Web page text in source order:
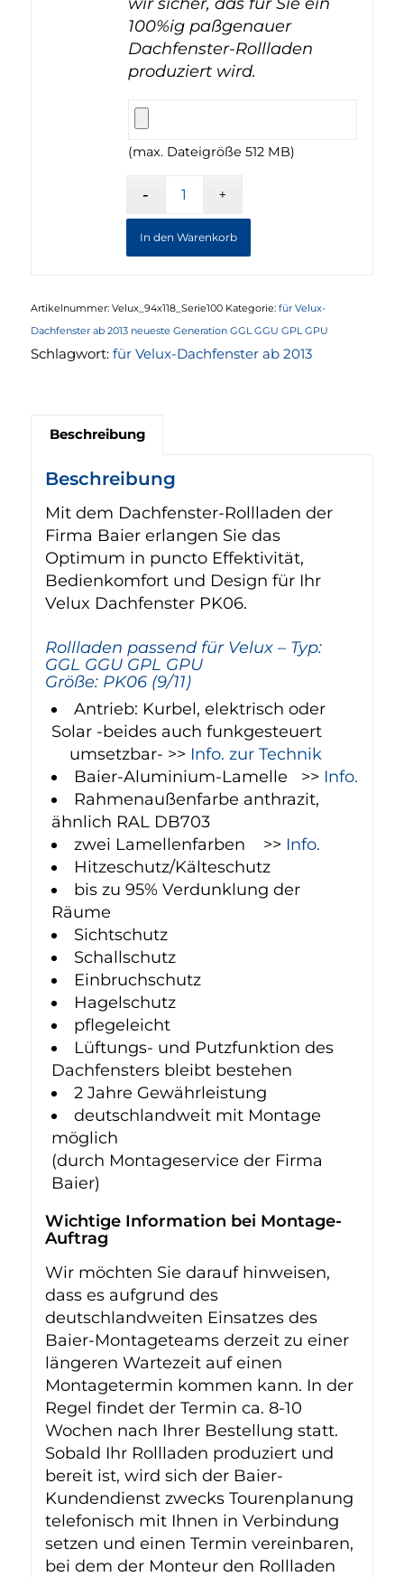
100%ig paßgenauer
Dachfenster-Rollladen
produziert wird.
(max. Dateigröße 512 MB)
In den Warenkorb
Artikelnummer: Velux_94x118_Serie100 Kategorie: für Velux-
Dachfenster ab 2013 neueste Generation GGL GGU GPL GPU
Schlagwort: für Velux-Dachfenster ab 2013
Beschreibung
Beschreibung
Mit dem Dachfenster-Rollladen der
Firma Baier erlangen Sie das
Optimum in puncto Effektivität,
Bedienkomfort und Design für Ihr
Velux Dachfenster PK06.
Rollladen passend für Velux – Typ:
GGL GGU GPL GPU
Größe: PK06 (9/11)
Antrieb: Kurbel, elektrisch oder
Solar -beides auch funkgesteuert
umsetzbar- >> Info. zur Technik
Baier-Aluminium-Lamelle >> Info.
Rahmenaußenfarbe anthrazit,
ähnlich RAL DB703
zwei Lamellenfarben >> Info.
Hitzeschutz/Kälteschutz
bis zu 95% Verdunklung der
Räume
Sichtschutz
Schallschutz
Einbruchschutz
Hagelschutz
pflegeleicht
Lüftungs- und Putzfunktion des
Dachfensters bleibt bestehen
2 Jahre Gewährleistung
deutschlandweit mit Montage
möglich
(durch Montageservice der Firma
Baier)
Wichtige Information bei Montage-
Auftrag
Wir möchten Sie darauf hinweisen,
dass es aufgrund des
deutschlandweiten Einsatzes des
Baier-Montageteams derzeit zu einer
längeren Wartezeit auf einen
Montagetermin kommen kann. In der
Regel findet der Termin ca. 8-10
Wochen nach Ihrer Bestellung statt.
Sobald Ihr Rollladen produziert und
bereit ist, wird sich der Baier-
Kundendienst zwecks Tourenplanung
telefonisch mit Ihnen in Verbindung
setzen und einen Termin vereinbaren,
bei dem der Monteur den Rollladen